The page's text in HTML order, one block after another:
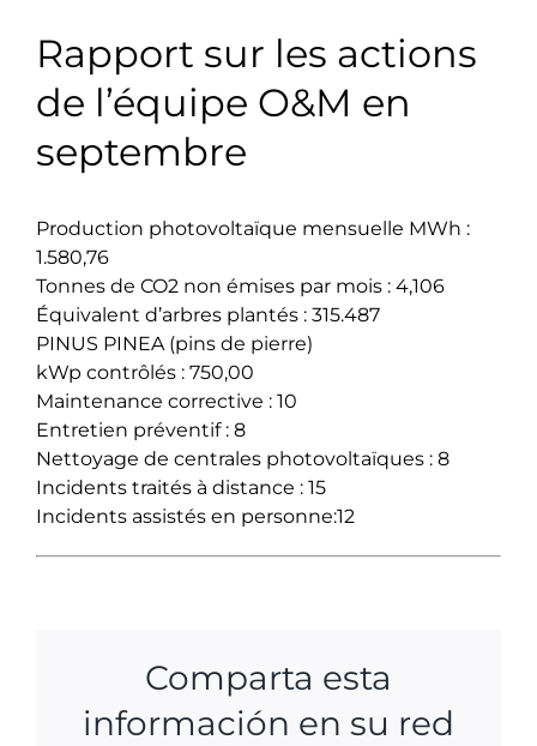
Rapport sur les actions
de l’équipe O&M en
septembre
Production photovoltaïque mensuelle MWh :
1.580,76
Tonnes de CO2 non émises par mois : 4,106
Équivalent d’arbres plantés : 315.487
PINUS PINEA (pins de pierre)
kWp contrôlés : 750,00
Maintenance corrective : 10
Entretien préventif : 8
Nettoyage de centrales photovoltaïques : 8
Incidents traités à distance : 15
Incidents assistés en personne:12
Comparta esta
información en su red